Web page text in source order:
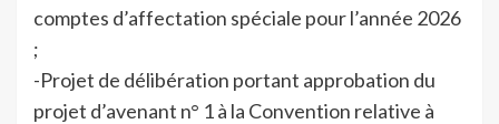
comptes d’affectation spéciale pour l’année 2026
;
-Projet de délibération portant approbation du
projet d’avenant n° 1 à la Convention relative à